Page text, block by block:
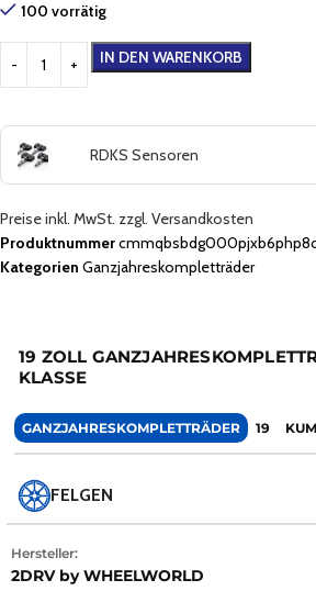
100 vorrätig
IN DEN WARENKORB
RDKS Sensoren
Preise inkl. MwSt. zzgl. Versandkosten
Produktnummer
Kategorien Ganzjahreskompletträder
19 ZOLL
KLASSE
GANZJAHRESKOMPLETTRÄDER 19
FELGEN
Hersteller:
2DRV by WHEELWORLD